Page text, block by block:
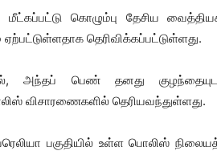
கொழும்பு தேசிய
ஏற்பட்டுள்ளதாக தெரிவிக்கப்பட்டுள்ளது.
அந்தப் பெண் தனது குழந்தையுடன்
விசாரணைகளில் தெரியவந்துள்ளது.
பகுதியில் உள்ள பொலிஸ்